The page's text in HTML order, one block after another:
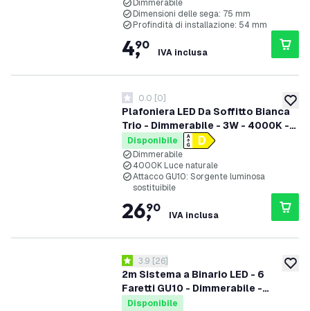
Dimmerabile
Dimensioni delle sega: 75 mm
Profindità di installazione: 54 mm
4,
90
IVA inclusa
Plafoniera LED Da Soffitto Bianca
Trio - Dimmerabile - 3W - 4000K -
Orientabili
0 stelle di valutazione
0.0 [0]
Disponibile
Dimmerabile
4000K Luce naturale
Attacco GU10: Sorgente luminosa
sostituibile
26,
90
IVA inclusa
2m Sistema a Binario LED - 6
Faretti GU10 - Dimmerabile -
Binario Monofase - Nero
apri il cassetto delle recensioni
3.9 stelle di valutazione
3.9 [26]
Disponibile